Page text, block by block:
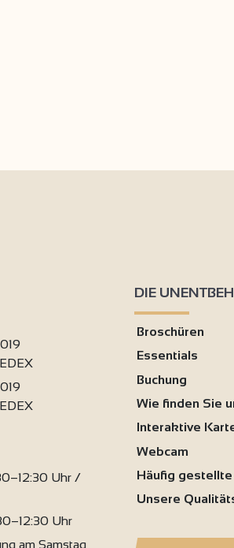
Uhr /
Uhr
am Samstag,
DIE
Broschüren
Essentials
Buchung
Wie finden Sie
Interaktive
Webcam
Häufig gestellte
Unsere